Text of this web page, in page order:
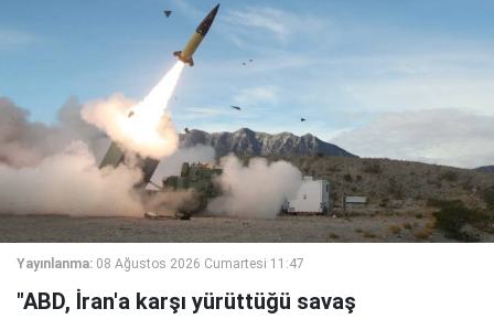
Yayınlanma: 08 Ağustos 2026 Cumartesi 11:47
"ABD, İran'a karşı yürüttüğü savaş